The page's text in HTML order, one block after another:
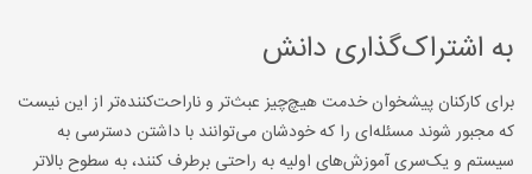
به اشتراک‌گذاری دانش
برای کارکنان پیشخوان خدمت هیچ‌چیز عبث‌تر و ناراحت‌کننده‌تر از این نیست
که مجبور شوند مسئله‌ای را که خودشان می‌توانند با داشتن دسترسی به
سیستم و یک‌سری آموزش‌های اولیه به راحتی برطرف کنند، به سطوح بالاتر